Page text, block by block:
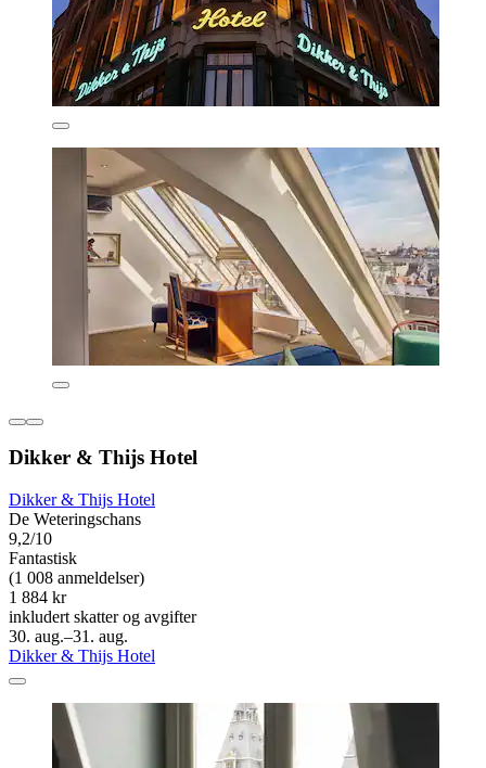
Dikker & Thijs Hotel
Dikker & Thijs Hotel
De Weteringschans
9,2/10
Fantastisk
(1 008 anmeldelser)
1 884 kr
inkludert skatter og avgifter
30. aug.–31. aug.
Dikker & Thijs Hotel